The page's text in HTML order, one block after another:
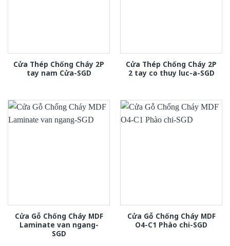
Cửa Thép Chống Cháy 2P
tay nam Cửa-SGD
Cửa Thép Chống Cháy 2P
2 tay co thuy luc-a-SGD
Cửa Gỗ Chống Cháy MDF
Laminate van ngang-
SGD
Cửa Gỗ Chống Cháy MDF
O4-C1 Phào chi-SGD